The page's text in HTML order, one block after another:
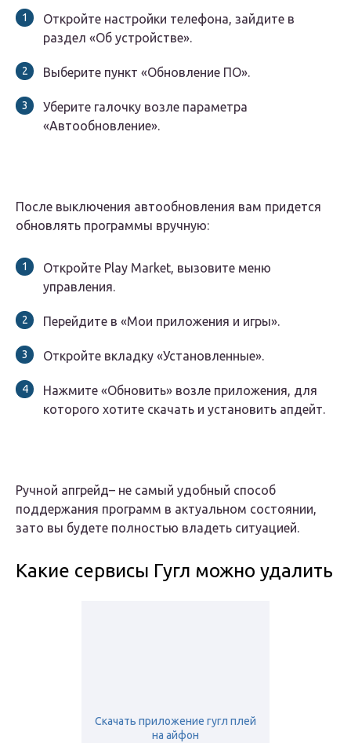
Откройте настройки телефона, зайдите в
раздел «Об устройстве».
Выберите пункт «Обновление ПО».
Уберите галочку возле параметра
«Автообновление».
После выключения автообновления вам придется
обновлять программы вручную:
Откройте Play Market, вызовите меню
управления.
Перейдите в «Мои приложения и игры».
Откройте вкладку «Установленные».
Нажмите «Обновить» возле приложения, для
которого хотите скачать и установить апдейт.
Ручной апгрейд– не самый удобный способ
поддержания программ в актуальном состоянии,
зато вы будете полностью владеть ситуацией.
Какие сервисы Гугл можно удалить
Скачать приложение гугл плей
на айфон